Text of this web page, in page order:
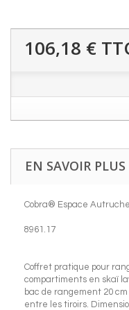
106,18 €
EN SAVOIR PLUS
Cobra® Espace
8961.17
Coffret pratique pour
compartiments en skaï
bac de rangement 20
entre les tiroirs.